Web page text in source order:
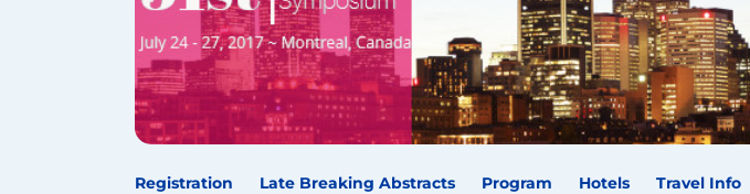
Registration Late Breaking Abstracts Program Hotels Travel Info